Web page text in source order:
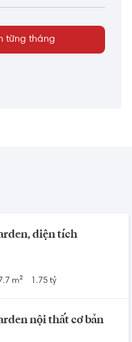
từng tháng
diện tích
m² 1.75 tỷ
nội thất cơ bản